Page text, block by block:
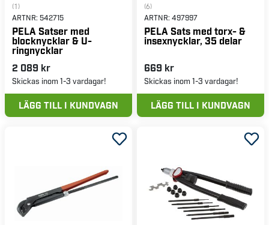
(1)
ARTNR: 542715
PELA Satser med
blocknycklar & U-
ringnycklar
2 089 kr
Skickas inom 1-3 vardagar!
LÄGG TILL I KUNDVAGN
(6)
ARTNR: 497997
PELA Sats med torx- &
insexnycklar, 35 delar
669 kr
Skickas inom 1-3 vardagar!
LÄGG TILL I KUNDVAGN